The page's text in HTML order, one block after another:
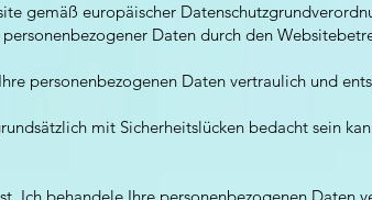
gemäß europäischer
Daten durch den
personenbezogenen Daten vertraulich und
mit Sicherheitslücken bedacht sein